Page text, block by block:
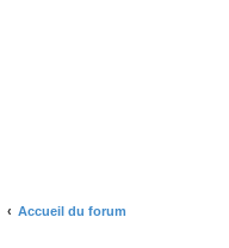
Accueil du forum